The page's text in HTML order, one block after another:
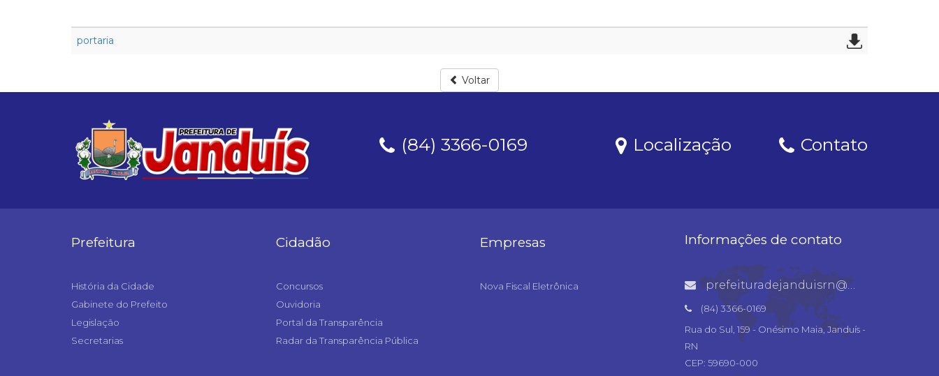
portaria
Voltar
(84) 3366-0169 Localização Contato
Prefeitura
História da Cidade
Gabinete do Prefeito
Legislação
Secretarias
Cidadão
Concursos
Ouvidoria
Portal da Transparência
Radar da Transparência Pública
Empresas
Nova Fiscal Eletrônica
Informações de contato
prefeituradejanduisrn@gmail.com
(84) 3366-0169
Rua do Sul, 159 - Onésimo Maia, Janduís -
RN
CEP: 59690-000